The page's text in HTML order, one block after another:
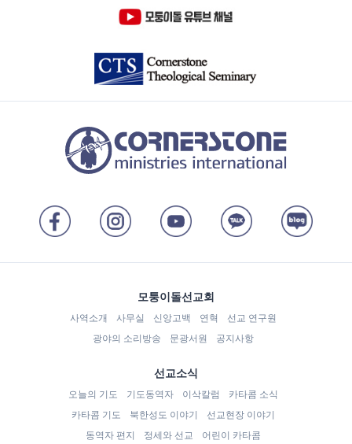
모퉁이돌선교회
사역소개 사무실 신앙고백 연혁
선교 연구원
광야의 소리방송
문광서원 공지사항
선교소식
오늘의 기도 기도동역자 이삭칼럼
카타콤 소식
카타콤 기도
북한성도 이야기
선교현장 이야기
동역자 편지
정세와 선교 어린이 카타콤